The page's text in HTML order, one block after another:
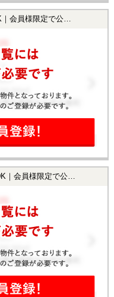
様限定で公開中！】
員様限定で公開中！】